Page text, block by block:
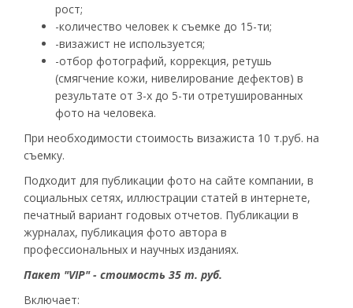
рост;
-количество человек к съемке до 15-ти;
-визажист не используется;
-отбор фотографий, коррекция, ретушь
(смягчение кожи, нивелирование дефектов) в
результате от 3-х до 5-ти отретушированных
фото на человека.
При необходимости стоимость визажиста 10 т.руб. на
съемку.
Подходит для публикации фото на сайте компании, в
социальных сетях, иллюстрации статей в интернете,
печатный вариант годовых отчетов. Публикации в
журналах, публикация фото автора в
профессиональных и научных изданиях.
Пакет "VIP" - стоимость 35 т. руб.
Включает: